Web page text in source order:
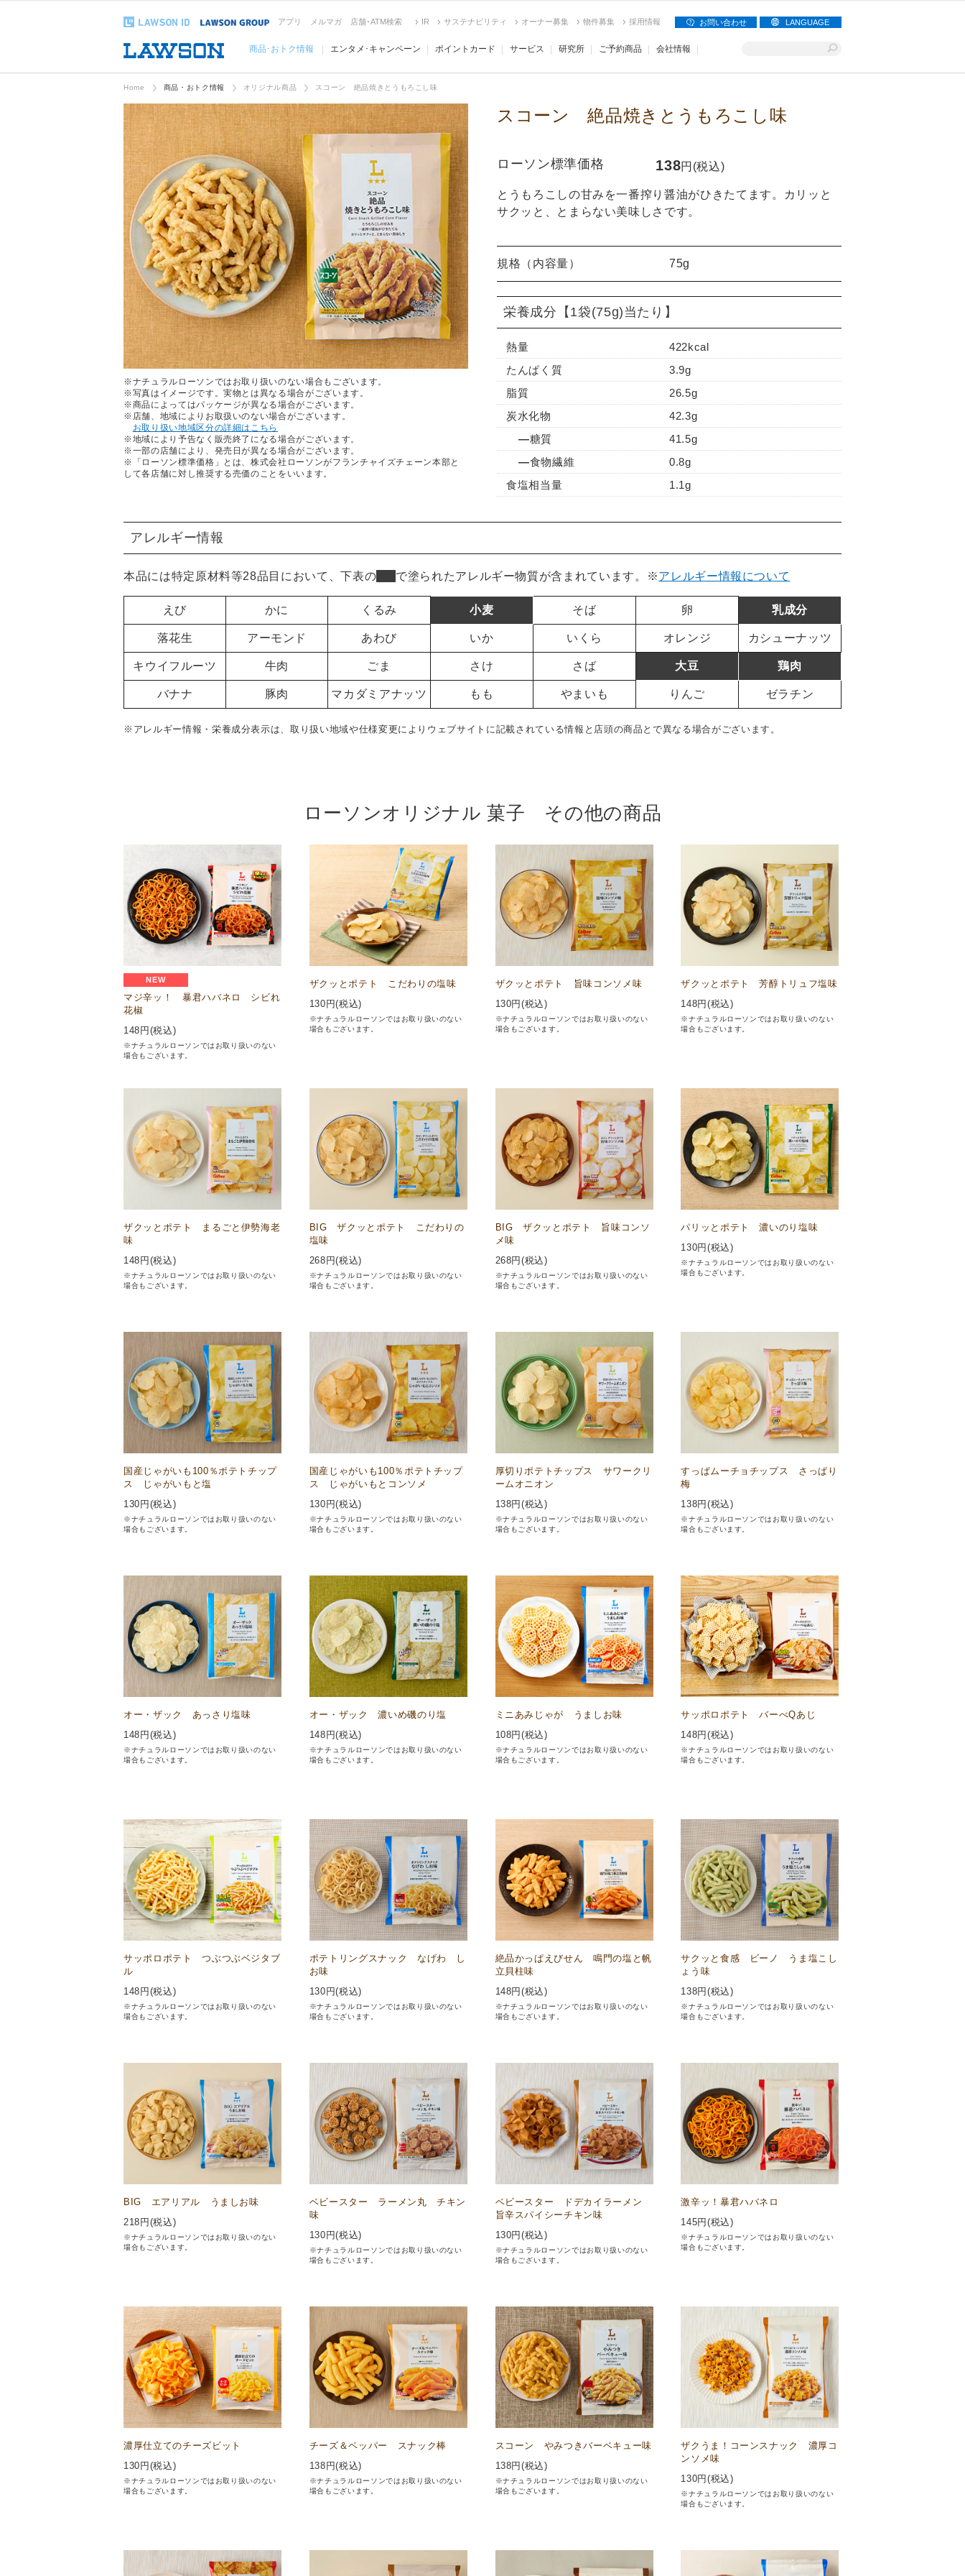
アプリ メルマガ 店舗･ATM検索 IR サステナビリティ オーナー募集 物件募集 採用情報 お問い合わせ LANGUAGE
商品･おトク情報 エンタメ･キャンペーン ポイントカード サービス 研究所 ご予約商品 会社情報
Home 商品・おトク情報 オリジナル商品 スコーン 絶品焼きとうもろこし味
※ナチュラルローソンではお取り扱いのない場合もございます。
※写真はイメージです。実物とは異なる場合がございます。
※商品によってはパッケージが異なる場合がございます。
※店舗、地域によりお取扱いのない場合がございます。
お取り扱い地域区分の詳細はこちら
※地域により予告なく販売終了になる場合がございます。
※一部の店舗により、発売日が異なる場合がございます。
※「ローソン標準価格」とは、株式会社ローソンがフランチャイズチェーン本部と
して各店舗に対し推奨する売価のことをいいます。
スコーン 絶品焼きとうもろこし味
ローソン標準価格 138円(税込)
とうもろこしの甘みを一番搾り醤油がひきたてます。カリッと
サクッと、とまらない美味しさです。
規格（内容量） 75g
栄養成分 【1袋(75g)当たり】
熱量
422kcal
たんぱく質
3.9g
脂質
26.5g
炭水化物
42.3g
糖質
41.5g
食物繊維
0.8g
食塩相当量
1.1g
アレルギー情報
本品には特定原材料等28品目において、下表の で塗られたアレルギー物質が含まれています。 ※アレルギー情報について
えび かに くるみ 小麦 そば 卵 乳成分
落花生 アーモンド あわび いか いくら オレンジ カシューナッツ
キウイフルーツ 牛肉 ごま さけ さば 大豆 鶏肉
バナナ 豚肉 マカダミアナッツ もも やまいも りんご ゼラチン
※アレルギー情報・栄養成分表示は、取り扱い地域や仕様変更によりウェブサイトに記載されている情報と店頭の商品とで異なる場合がございます。
ローソンオリジナル 菓子 その他の商品
NEW
マジ辛ッ！ 暴君ハバネロ シビれ
花椒
148 円(税込)
※ナチュラルローソンではお取り扱いのない
場合もございます。
ザクッとポテト こだわりの塩味
130 円(税込)
※ナチュラルローソンではお取り扱いのない
場合もございます。
ザクッとポテト 旨味コンソメ味
130円(税込)
※ナチュラルローソンではお取り扱いのない
場合もございます。
ザクッとポテト 芳醇トリュフ塩味
148円(税込)
※ナチュラルローソンではお取り扱いのない
場合もございます。
ザクッとポテト まるごと伊勢海老
味
148 円(税込)
※ナチュラルローソンではお取り扱いのない
場合もございます。
BIG ザクッとポテト こだわりの
塩味
268 円(税込)
※ナチュラルローソンではお取り扱いのない
場合もございます。
BIG ザクッとポテト 旨味コンソ
メ味
268円(税込)
※ナチュラルローソンではお取り扱いのない
場合もございます。
パリッとポテト 濃いのり塩味
130円(税込)
※ナチュラルローソンではお取り扱いのない
場合もございます。
国産じゃがいも100％ポテトチップ
ス じゃがいもと塩
130 円(税込)
※ナチュラルローソンではお取り扱いのない
場合もございます。
国産じゃがいも100％ポテトチップ
ス じゃがいもとコンソメ
130 円(税込)
※ナチュラルローソンではお取り扱いのない
場合もございます。
厚切りポテトチップス サワークリ
ームオニオン
138円(税込)
※ナチュラルローソンではお取り扱いのない
場合もございます。
すっぱムーチョチップス さっぱり
梅
138円(税込)
※ナチュラルローソンではお取り扱いのない
場合もございます。
オー・ザック あっさり塩味
148 円(税込)
※ナチュラルローソンではお取り扱いのない
場合もございます。
オー・ザック 濃いめ磯のり塩
148 円(税込)
※ナチュラルローソンではお取り扱いのない
場合もございます。
ミニあみじゃが うましお味
108円(税込)
※ナチュラルローソンではお取り扱いのない
場合もございます。
サッポロポテト バーべQあじ
148円(税込)
※ナチュラルローソンではお取り扱いのない
場合もございます。
サッポロポテト つぶつぶベジタブ
ル
148 円(税込)
※ナチュラルローソンではお取り扱いのない
場合もございます。
ポテトリングスナック なげわ し
お味
130 円(税込)
※ナチュラルローソンではお取り扱いのない
場合もございます。
絶品かっぱえびせん 鳴門の塩と帆
立貝柱味
148円(税込)
※ナチュラルローソンではお取り扱いのない
場合もございます。
サクッと食感 ビーノ うま塩こし
ょう味
138円(税込)
※ナチュラルローソンではお取り扱いのない
場合もございます。
BIG エアリアル うましお味
218 円(税込)
※ナチュラルローソンではお取り扱いのない
場合もございます。
ベビースター ラーメン丸 チキン
味
130 円(税込)
※ナチュラルローソンではお取り扱いのない
場合もございます。
ベビースター ドデカイラーメン
旨辛スパイシーチキン味
130円(税込)
※ナチュラルローソンではお取り扱いのない
場合もございます。
激辛ッ！暴君ハバネロ
145円(税込)
※ナチュラルローソンではお取り扱いのない
場合もございます。
濃厚仕立てのチーズビット
130 円(税込)
※ナチュラルローソンではお取り扱いのない
場合もございます。
チーズ＆ペッパー スナック棒
138 円(税込)
※ナチュラルローソンではお取り扱いのない
場合もございます。
スコーン やみつきバーベキュー味
138円(税込)
※ナチュラルローソンではお取り扱いのない
場合もございます。
ザクうま！コーンスナック 濃厚コ
ンソメ味
130円(税込)
※ナチュラルローソンではお取り扱いのない
場合もございます。